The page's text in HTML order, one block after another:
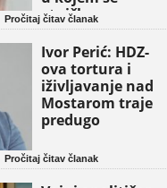
etničke grupe
pojavljuju kao
osnovne političke
jedinice
Pročitaj čitav članak
Ivor Perić: HDZ-
ova tortura i
iživljavanje nad
Mostarom traje
predugo
Pročitaj čitav članak